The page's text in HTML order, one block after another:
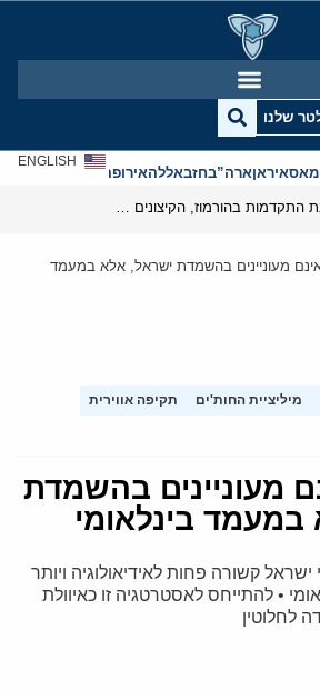
שלנו
איראןארה”בחזבאללהאירופהאנטישמיות
ENGLISH
מעוניינים בהשמדת ישראל, אלא במעמד
מיליציית החות'ים תקיפה אווירית
מעוניינים בהשמדת
בינלאומי
קשורה פחות לאידיאולוגיה ויותר
• להתייחס לאסטרטגיה זו כאיוולת
לחלוטין